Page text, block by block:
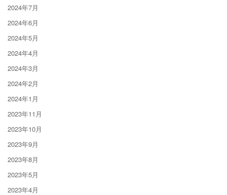
2024年7月
2024年6月
2024年5月
2024年4月
2024年3月
2024年2月
2024年1月
2023年11月
2023年10月
2023年9月
2023年8月
2023年5月
2023年4月